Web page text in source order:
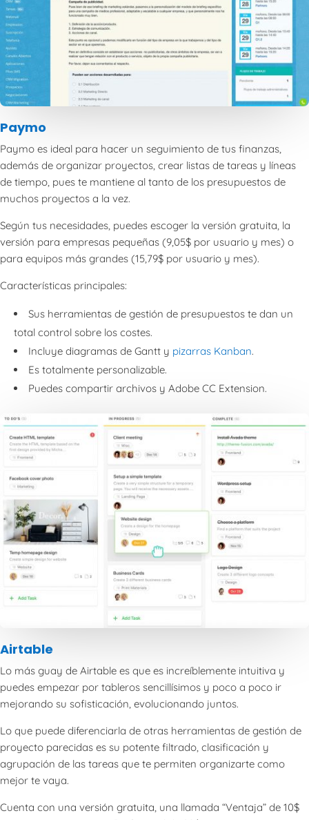
Paymo
Paymo es ideal para hacer un seguimiento de tus finanzas,
además de organizar proyectos, crear listas de tareas y líneas
de tiempo, pues te mantiene al tanto de los presupuestos de
muchos proyectos a la vez.
Según tus necesidades, puedes escoger la versión gratuita, la
versión para empresas pequeñas (9,05$ por usuario y mes) o
para equipos más grandes (15,79$ por usuario y mes).
Características principales:
Sus herramientas de gestión de presupuestos te dan un
total control sobre los costes.
Incluye diagramas de Gantt y pizarras Kanban.
Es totalmente personalizable.
Puedes compartir archivos y Adobe CC Extension.
Airtable
Lo más guay de Airtable es que es increíblemente intuitiva y
puedes empezar por tableros sencillísimos y poco a poco ir
mejorando su sofisticación, evolucionando juntos.
Lo que puede diferenciarla de otras herramientas de gestión de
proyecto parecidas es su potente filtrado, clasificación y
agrupación de las tareas que te permiten organizarte como
mejor te vaya.
Cuenta con una versión gratuita, una llamada “Ventaja” de 10$